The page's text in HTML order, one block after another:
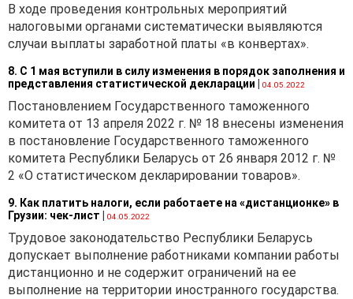
В ходе проведения контрольных мероприятий
налоговыми органами систематически выявляются
случаи выплаты заработной платы «в конвертах».
8. С 1 мая вступили в силу изменения в порядок заполнения и
представления статистической декларации
04.05.2022
Постановлением Государственного таможенного
комитета от 13 апреля 2022 г. № 18 внесены изменения
в постановление Государственного таможенного
комитета Республики Беларусь от 26 января 2012 г. №
2 «О статистическом декларировании товаров».
9. Как платить налоги, если работаете на «дистанционке» в
Грузии: чек-лист
04.05.2022
Трудовое законодательство Республики Беларусь
допускает выполнение работниками компании работы
дистанционно и не содержит ограничений на ее
выполнение на территории иностранного государства.